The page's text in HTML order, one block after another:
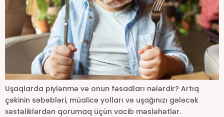
Uşaqlarda piylənmə və onun fəsadları nələrdir? Artıq
çəkinin səbəbləri, müalicə yolları və uşağınızı gələcək
xəstəliklərdən qorumaq üçün vacib məsləhətlər.